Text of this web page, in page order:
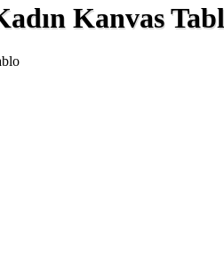
Kanvas